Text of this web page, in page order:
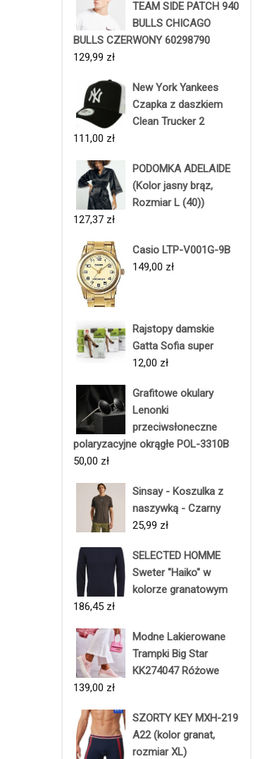
TEAM SIDE PATCH 940
BULLS CHICAGO
BULLS CZERWONY 60298790
129,99 zł
New York Yankees
Czapka z daszkiem
Clean Trucker 2
111,00 zł
PODOMKA ADELAIDE
(Kolor jasny brąz,
Rozmiar L (40))
127,37 zł
Casio LTP-V001G-9B
149,00 zł
Rajstopy damskie
Gatta Sofia super
12,00 zł
Grafitowe okulary
Lenonki
przeciwsłoneczne
polaryzacyjne okrągłe POL-3310B
50,00 zł
Sinsay - Koszulka z
naszywką - Czarny
25,99 zł
SELECTED HOMME
Sweter "Haiko" w
kolorze granatowym
186,45 zł
Modne Lakierowane
Trampki Big Star
KK274047 Różowe
139,00 zł
SZORTY KEY MXH-219
A22 (kolor granat,
rozmiar XL)